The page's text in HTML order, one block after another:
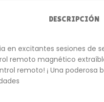
DESCRIPCIÓN
en excitantes sesiones
remoto magnético
remoto! ¡ Una poderosa